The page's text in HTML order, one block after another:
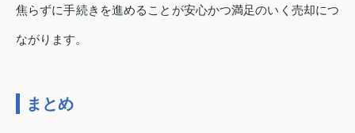
焦らずに手続きを進めることが安心かつ満足のいく売却につ
ながります。
まとめ